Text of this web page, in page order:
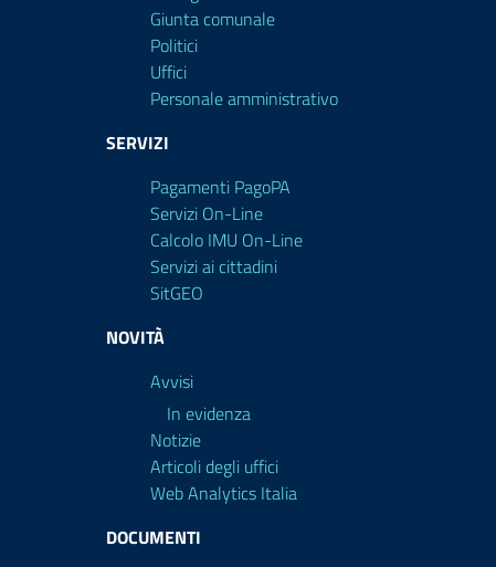
Giunta comunale
Politici
Uffici
Personale amministrativo
SERVIZI
Pagamenti PagoPA
Servizi On-Line
Calcolo IMU On-Line
Servizi ai cittadini
SitGEO
NOVITÀ
Avvisi
In evidenza
Notizie
Articoli degli uffici
Web Analytics Italia
DOCUMENTI